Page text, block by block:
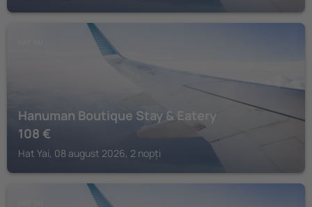
Hanuman Boutique Stay & Eatery
108 €
Hat Yai, 08 august 2026, 2 nopți